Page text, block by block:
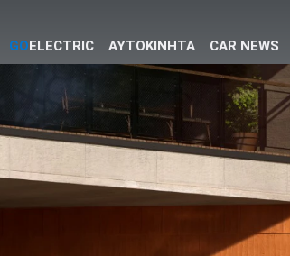
GOELECTRIC ΑΥΤΟΚΙΝΗΤΑ CAR NEWS
Βρες τα πάντα για το